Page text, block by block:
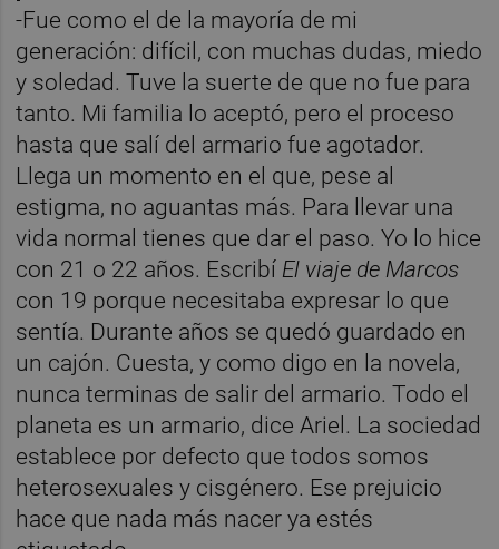
-Fue como el de la mayoría de mi
generación: difícil, con muchas dudas, miedo
y soledad. Tuve la suerte de que no fue para
tanto. Mi familia lo aceptó, pero el proceso
hasta que salí del armario fue agotador.
Llega un momento en el que, pese al
estigma, no aguantas más. Para llevar una
vida normal tienes que dar el paso. Yo lo hice
con 21 o 22 años. Escribí El viaje de Marcos
con 19 porque necesitaba expresar lo que
sentía. Durante años se quedó guardado en
un cajón. Cuesta, y como digo en la novela,
nunca terminas de salir del armario. Todo el
planeta es un armario, dice Ariel. La sociedad
establece por defecto que todos somos
heterosexuales y cisgénero. Ese prejuicio
hace que nada más nacer ya estés